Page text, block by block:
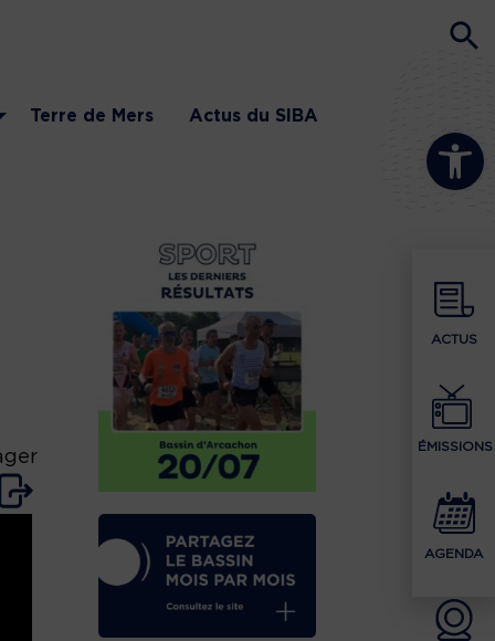
Ouvrir la
ACTUS
ÉMISSIONS
AGENDA
Terre de Mers Actus du SIBA